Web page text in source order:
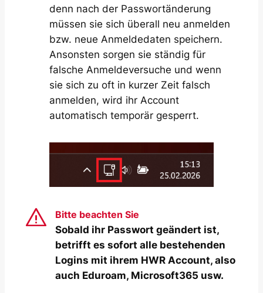
denn nach der Passwortänderung
müssen sie sich überall neu anmelden
bzw. neue Anmeldedaten speichern.
Ansonsten sorgen sie ständig für
falsche Anmeldeversuche und wenn
sie sich zu oft in kurzer Zeit falsch
anmelden, wird ihr Account
automatisch temporär gesperrt.
Bitte beachten Sie
Sobald ihr Passwort geändert ist,
betrifft es sofort alle bestehenden
Logins mit ihrem HWR Account, also
auch Eduroam, Microsoft365 usw.